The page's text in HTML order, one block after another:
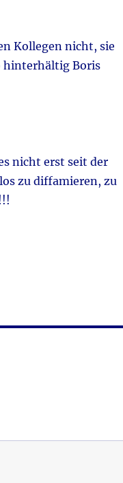
Kollegen nicht, sie
hinterhältig Boris
nicht erst seit der
zu diffamieren, zu